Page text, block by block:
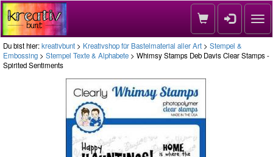
Du bist hier:kreativbunt > Kreativshop für Bastelmaterial aller Art > Stempel &
Embossing > Stempel Texte & Alphabete > Whimsy Stamps Deb Davis Clear Stamps -
Spirited Sentiments